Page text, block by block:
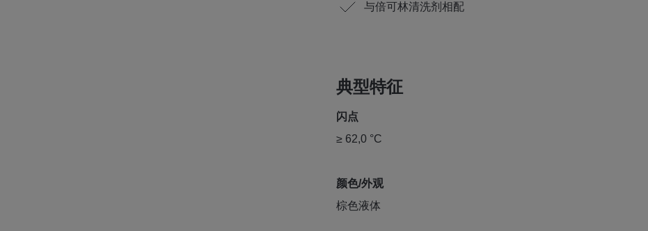
与倍可林清洗剂相配
典型特征
闪点
≥ 62,0 °C
颜色/外观
棕色液体